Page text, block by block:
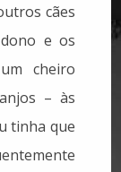
cães
e os
cheiro
– às
tinha que